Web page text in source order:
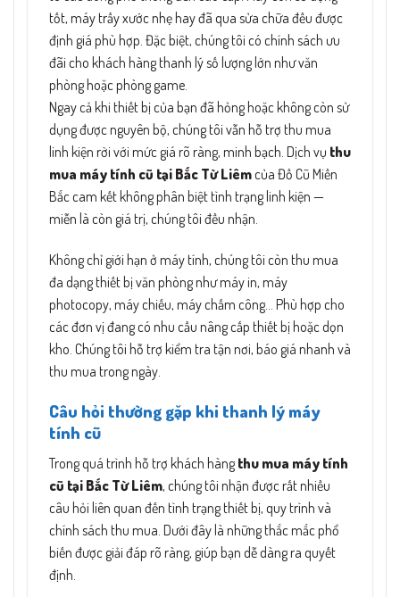
tốt, máy trầy xước nhẹ hay đã qua sửa chữa đều được
định giá phù hợp. Đặc biệt, chúng tôi có chính sách ưu
đãi cho khách hàng thanh lý số lượng lớn như văn
phòng hoặc phòng game.
Ngay cả khi thiết bị của bạn đã hỏng hoặc không còn sử
dụng được nguyên bộ, chúng tôi vẫn hỗ trợ thu mua
linh kiện rời với mức giá rõ ràng, minh bạch. Dịch vụ thu
mua máy tính cũ tại Bắc Từ Liêmcủa Đồ Cũ Miền
Bắc cam kết không phân biệt tình trạng linh kiện —
miễn là còn giá trị, chúng tôi đều nhận.
Không chỉ giới hạn ở máy tính, chúng tôi còn thu mua
đa dạng thiết bị văn phòng như máy in, máy
photocopy, máy chiếu, máy chấm công… Phù hợp cho
các đơn vị đang có nhu cầu nâng cấp thiết bị hoặc dọn
kho. Chúng tôi hỗ trợ kiểm tra tận nơi, báo giá nhanh và
thu mua trong ngày.
Câu hỏi thường gặp khi thanh lý máy
tính cũ
Trong quá trình hỗ trợ khách hàngthu mua máy tính
cũ tại Bắc Từ Liêm, chúng tôi nhận được rất nhiều
câu hỏi liên quan đến tình trạng thiết bị, quy trình và
chính sách thu mua. Dưới đây là những thắc mắc phổ
biến được giải đáp rõ ràng, giúp bạn dễ dàng ra quyết
định.